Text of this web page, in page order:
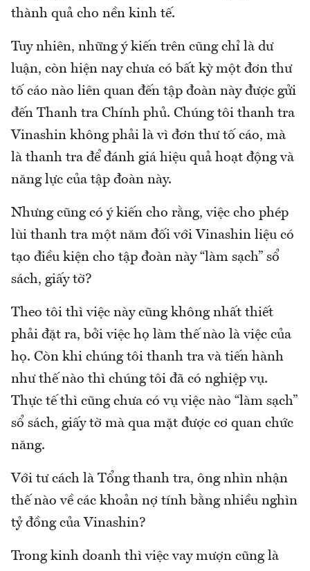
thành quả cho nền kinh tế.
Tuy nhiên, những ý kiến trên cũng chỉ là dư
luận, còn hiện nay chưa có bất kỳ một đơn thư
tố cáo nào liên quan đến tập đoàn này được gửi
đến Thanh tra Chính phủ. Chúng tôi thanh tra
Vinashin không phải là vì đơn thư tố cáo, mà
là thanh tra để đánh giá hiệu quả hoạt động và
năng lực của tập đoàn này.
Nhưng cũng có ý kiến cho rằng, việc cho phép
lùi thanh tra một năm đối với Vinashin liệu có
tạo điều kiện cho tập đoàn này “làm sạch” sổ
sách, giấy tờ?
Theo tôi thì việc này cũng không nhất thiết
phải đặt ra, bởi việc họ làm thế nào là việc của
họ. Còn khi chúng tôi thanh tra và tiến hành
như thế nào thì chúng tôi đã có nghiệp vụ.
Thực tế thì cũng chưa có vụ việc nào “làm sạch”
sổ sách, giấy tờ mà qua mặt được cơ quan chức
năng.
Với tư cách là Tổng thanh tra, ông nhìn nhận
thế nào về các khoản nợ tính bằng nhiều nghìn
tỷ đồng của Vinashin?
Trong kinh doanh thì việc vay mượn cũng là